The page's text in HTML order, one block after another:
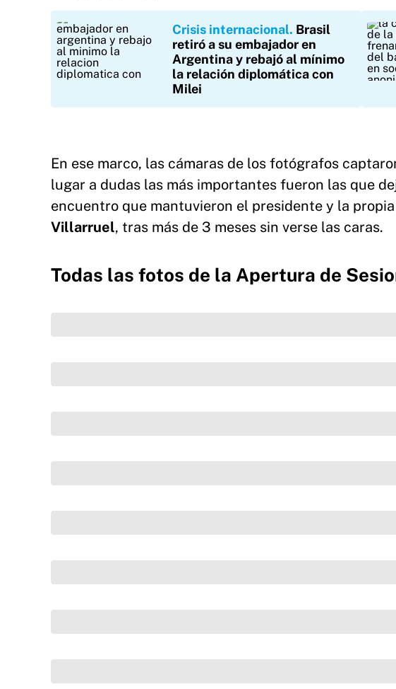
Crisis internacional Brasil
retiró a su embajador en
Argentina y rebajó al mínimo
la relación diplomática con
Milei
En ese marco, las cámaras de los fotógrafos
lugar a dudas las más importantes fueron las que
encuentro que mantuvieron el presidente y la
Villarruel, tras más de 3 meses sin verse las caras.
Todas las fotos de la Apertura de